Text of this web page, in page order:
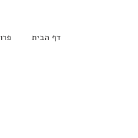
דף הבית